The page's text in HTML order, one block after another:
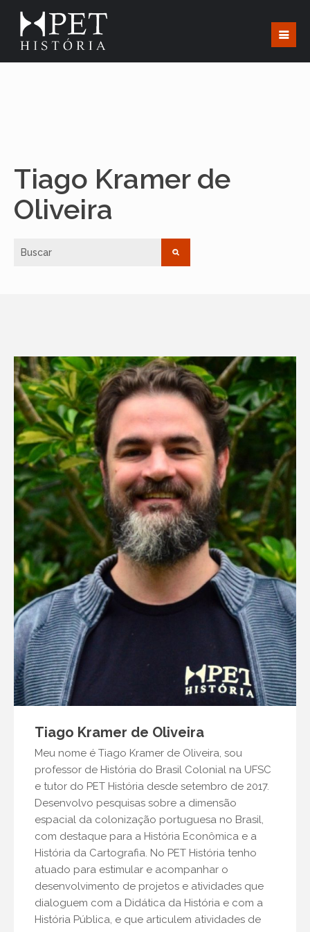
Tiago Kramer de
Oliveira
Tiago Kramer de Oliveira
Meu nome é Tiago Kramer de Oliveira, sou
professor de História do Brasil Colonial na UFSC
e tutor do PET História desde setembro de 2017.
Desenvolvo pesquisas sobre a dimensão
espacial da colonização portuguesa no Brasil,
com destaque para a História Econômica e a
História da Cartografia. No PET História tenho
atuado para estimular e acompanhar o
desenvolvimento de projetos e atividades que
dialoguem com a Didática da História e com a
História Pública, e que articulem atividades de